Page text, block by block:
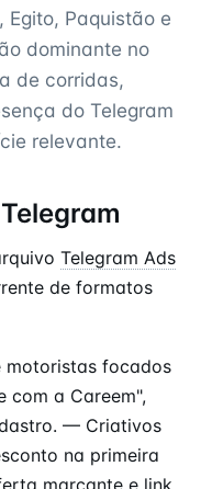
Egito, Paquistão e
dominante no
de corridas,
do Telegram
relevante.
Telegram Ads
de formatos
focados
com a Careem",
— Criativos
na primeira
marcante e link